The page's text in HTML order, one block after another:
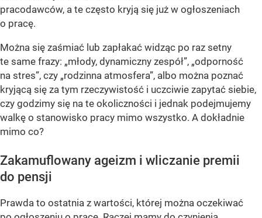
pracodawców, a te często kryją się już w ogłoszeniach
o pracę.
Można się zaśmiać lub zapłakać widząc po raz setny
te same frazy: „młody, dynamiczny zespół”, „odporność
na stres”, czy „rodzinna atmosfera”, albo można poznać
kryjącą się za tym rzeczywistość i uczciwie zapytać siebie,
czy godzimy się na te okoliczności i jednak podejmujemy
walkę o stanowisko pracy mimo wszystko. A dokładnie
mimo co?
Zakamuflowany ageizm i wliczanie premii
do pensji
Prawda to ostatnia z wartości, której można oczekiwać